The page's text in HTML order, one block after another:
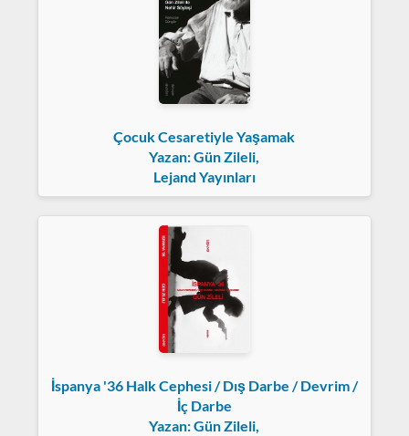
Çocuk Cesaretiyle Yaşamak
Yazan: Gün Zileli,
Lejand Yayınları
İspanya '36 Halk Cephesi / Dış Darbe / Devrim /
İç Darbe
Yazan: Gün Zileli,